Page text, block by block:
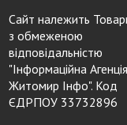
Сайт належить
з обмеженою
відповідальністю
"Інформаційна Агенція
Житомир Інфо". Код
ЄДРПОУ 33732896